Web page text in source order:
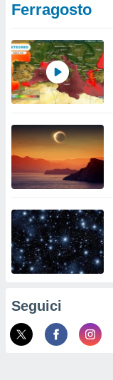
Ferragosto
Seguici